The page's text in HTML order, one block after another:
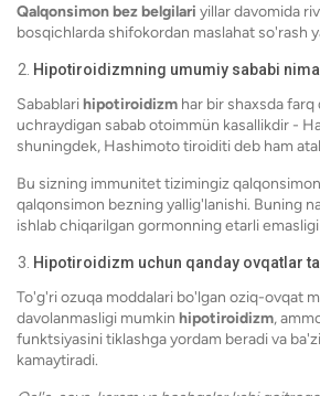
Qalqonsimon bez belgilari yillar davomida
bosqichlarda shifokordan maslahat so'rash
Hipotiroidizmning umumiy sababi
Sabablarihipotiroidizm har bir shaxsda
uchraydigan sabab otoimmün kasallikdir -
shuningdek, Hashimoto tiroiditi deb ham
Bu sizning immunitet tizimingiz
qalqonsimon bezning yallig'lanishi. Buning
ishlab chiqarilgan gormonning etarli
Hipotiroidizm uchun qanday ovqatlar
To'g'ri ozuqa moddalari bo'lgan oziq-ovqat
davolanmasligi mumkin hipotiroidizm,
funktsiyasini tiklashga yordam beradi va
kamaytiradi.